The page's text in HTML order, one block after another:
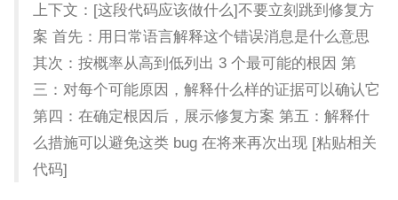
上下文：[这段代码应该做什么]不要立刻跳到修复方
案 首先：用日常语言解释这个错误消息是什么意思
其次：按概率从高到低列出 3 个最可能的根因 第
三：对每个可能原因，解释什么样的证据可以确认它
第四：在确定根因后，展示修复方案 第五：解释什
么措施可以避免这类 bug 在将来再次出现 [粘贴相关
代码]